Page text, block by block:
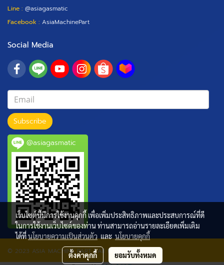
Line : @asiagasmatic
Facebook : AsiaMachinePart
Social Media
Subscribe
@asiagasmatic
© 2023 ASIA MACHINE PART | All Rights Reserved.
เว็บไซต์นี้มีการใช้งานคุกกี้ เพื่อเพิ่มประสิทธิภาพและประสบการณ์ที่ดี
ในการใช้งานเว็บไซต์ของท่าน ท่านสามารถอ่านรายละเอียดเพิ่มเติม
ได้ที่นโยบายความเป็นส่วนตัว และ นโยบายคุกกี้
ตั้งค่าคุกกี้ ยอมรับทั้งหมด